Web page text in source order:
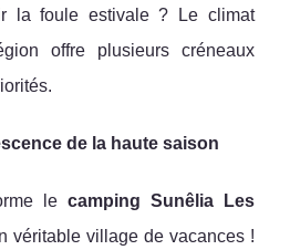
la foule estivale ? Le climat
offre plusieurs créneaux
de la haute saison
le camping Sunêlia Les
véritable village de vacances !